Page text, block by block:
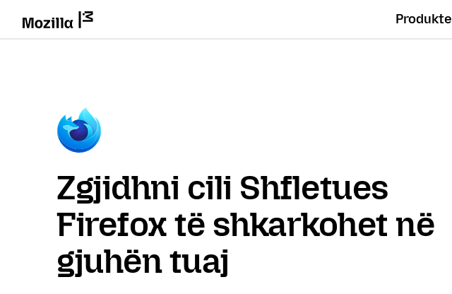
Produkte
Zgjidhni cili Shfletues
Firefox të shkarkohet në
gjuhën tuaj